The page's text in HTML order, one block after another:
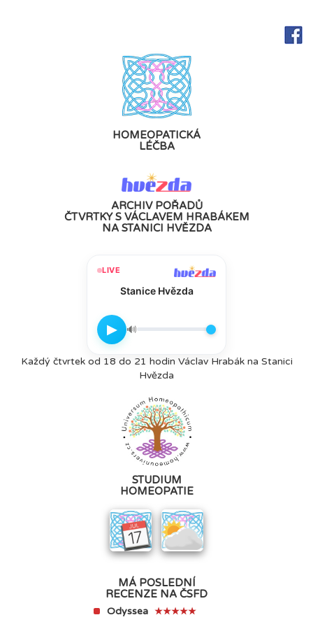
HOMEOPATICKÁ
LÉČBA
ARCHIV POŘADŮ
ČTVRTKY S VÁCLAVEM HRABÁKEM
NA STANICI HVĚZDA
LIVE
Stanice Hvězda
▶ 🔊
Každý čtvrtek od 18 do 21 hodin Václav Hrabák na Stanici
Hvězda
STUDIUM
HOMEOPATIE
MÁ POSLEDNÍ
RECENZE NA ČSFD
Odyssea ★★★★★